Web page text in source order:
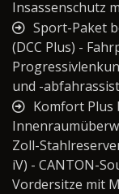
Insassenschutz
Sport-Paket
(DCC Plus) -
und -
Komfort Plus
Zoll-
iV) - CANTON-
Vordersitze mit